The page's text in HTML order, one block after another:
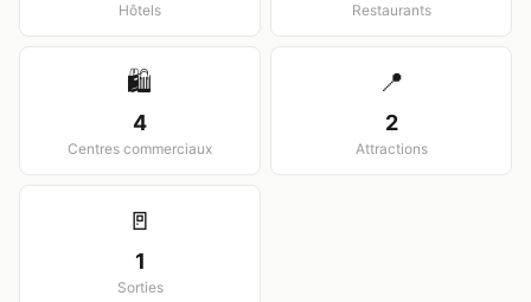
Hôtels Restaurants
🛍️
4
Centres commerciaux
📍
2
Attractions
🚪
1
Sorties